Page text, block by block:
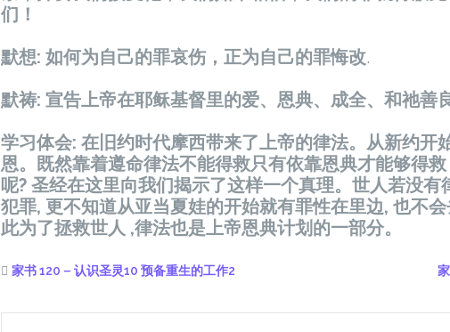
们！
默想: 如何为自己的罪哀伤，正为自己的罪悔改.
默祷: 宣告上帝在耶稣基督里的爱、恩典、成全、和祂善
学习体会: 在旧约时代摩西带来了上帝的律法。从新约开
恩。既然靠着遵命律法不能得救只有依靠恩典才能够得
呢? 圣经在这里向我们揭示了这样一个真理。世人若没
犯罪, 更不知道从亚当夏娃的开始就有罪性在里边, 也不
此为了拯救世人 ,律法也是上帝恩典计划的一部分。
家书 120 – 认识圣灵10 预备重生的工作2